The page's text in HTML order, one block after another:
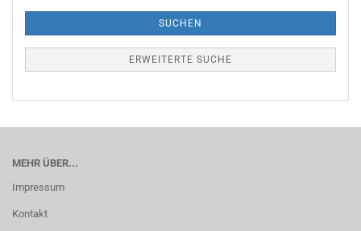
SUCHEN
ERWEITERTE SUCHE
MEHR ÜBER...
Impressum
Kontakt